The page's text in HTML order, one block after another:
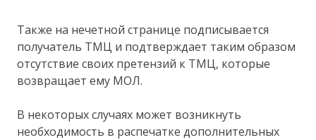
Также на нечетной странице подписывается
получатель ТМЦ и подтверждает таким образом
отсутствие своих претензий к ТМЦ, которые
возвращает ему МОЛ.
В некоторых случаях может возникнуть
необходимость в распечатке дополнительных